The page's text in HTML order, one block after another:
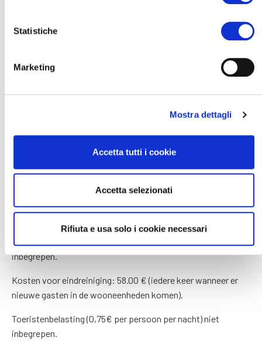
Statistiche
Marketing
Mostra dettagli
Accetta tutti i cookie
Accetta selezionati
Rifiuta e usa solo i cookie necessari
FAQ
06/06
20/06
04/07
€ 152
€ 126
29/08
€ 105
05/09
€ 93
12/09
€ 74
€ 62
€ 58
Prijs per nacht. De prijs voor de personen is bij het tarief
inbegrepen.
Kosten voor eindreiniging: 58.00 € (iedere keer wanneer er
nieuwe gasten in de wooneenheden komen).
Toeristenbelasting (0,75€ per persoon per nacht) niet
inbegrepen.